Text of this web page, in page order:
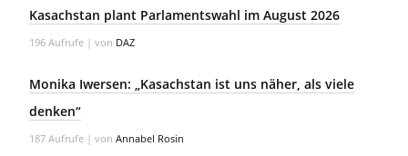
Kasachstan plant Parlamentswahl im August 2026
196 Aufrufe | von DAZ
Monika Iwersen: „Kasachstan ist uns näher, als viele
denken“
187 Aufrufe | von Annabel Rosin